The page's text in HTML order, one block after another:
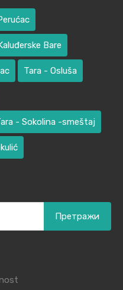
Bare
Tara - Osluša
- Sokolina -smeštaj